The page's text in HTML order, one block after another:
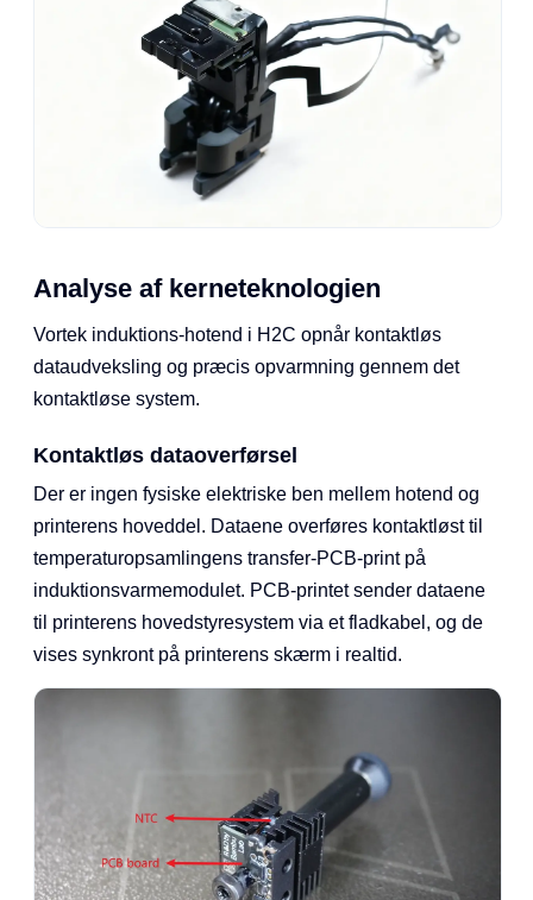
Analyse af kerneteknologien
Vortek induktions-hotend i H2C opnår kontaktløs
dataudveksling og præcis opvarmning gennem det
kontaktløse system.
Kontaktløs dataoverførsel
Der er ingen fysiske elektriske ben mellem hotend og
printerens hoveddel. Dataene overføres kontaktløst til
temperaturopsamlingens transfer-PCB-print på
induktionsvarmemodulet. PCB-printet sender dataene
til printerens hovedstyresystem via et fladkabel, og de
vises synkront på printerens skærm i realtid.